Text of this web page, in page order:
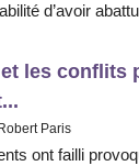
d’avoir
les conflits
Paris
ont failli